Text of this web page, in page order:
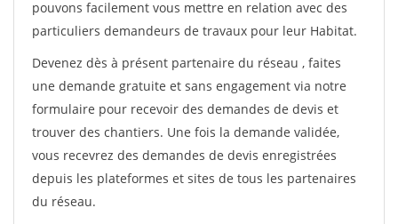
pouvons facilement vous mettre en relation avec des
particuliers demandeurs de travaux pour leur Habitat.
Devenez dès à présent partenaire du réseau , faites
une demande gratuite et sans engagement via notre
formulaire pour recevoir des demandes de devis et
trouver des chantiers. Une fois la demande validée,
vous recevrez des demandes de devis enregistrées
depuis les plateformes et sites de tous les partenaires
du réseau.